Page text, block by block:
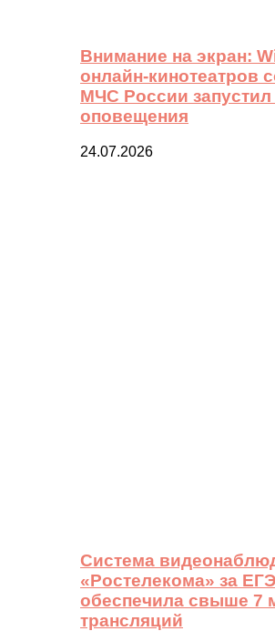
Внимание на экран:
онлайн-кинотеатров
МЧС России запустил
оповещения
24.07.2026
Система
«Ростелекома» за
обеспечила свыше 7
трансляций